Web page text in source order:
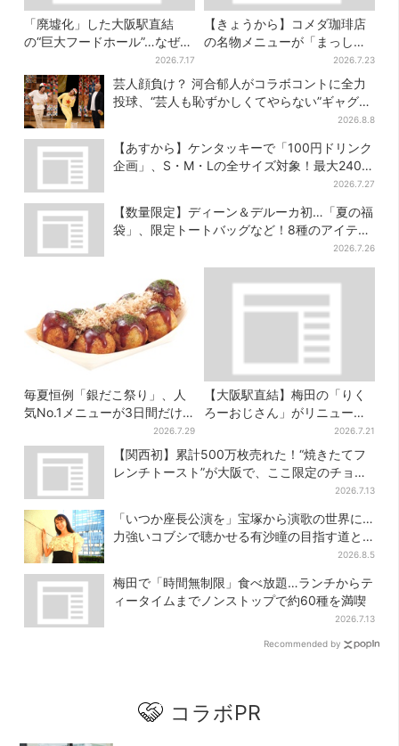
「廃墟化」した大阪駅直結
の“巨大フードホール”…なぜ？
実は、梅田ランチ＆カフェの
穴場だった
2026.7.17
【きょうから】コメダ珈琲店
の名物メニューが「まっし
ろ」に…期間限定の2品が登場
2026.7.23
芸人顔負け？ 河合郁人がコラボコントに全力
投球、“芸人も恥ずかしくてやらない”ギャグに
2026.8.8
【あすから】ケンタッキーで「100円ドリンク
企画」、S・M・Lの全サイズ対象！最大240円
2026.7.27
【数量限定】ディーン＆デルーカ初…「夏の福
袋」、限定トートバッグなど！8種のアイテム
2026.7.26
毎夏恒例「銀だこ祭り」、人
気No.1メニューが3日間だけ
2026.7.29
【大阪駅直結】梅田の「りく
ろーおじさん」がリニューア
ル！チーズケーキ以外も充
実…並ばず買える「ロッカ
ー」も設置
2026.7.21
【関西初】累計500万枚売れた！“焼きたてフ
レンチトースト”が大阪で、ここ限定のチョコ
2026.7.13
「いつか座長公演を」宝塚から演歌の世界に…
力強いコブシで聴かせる有沙瞳の目指す道と
2026.8.5
梅田で「時間無制限」食べ放題…ランチからテ
ィータイムまでノンストップで約60種を満喫
2026.7.13
Recommended by
コラボPR